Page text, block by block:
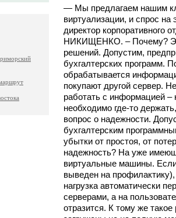
— Мы предлагаем нашим
виртуализации, и спрос на
директор корпоративного
НИКИЩЕНКО. – Почему?
решений. Допустим,
бухгалтерских программ.
обрабатывается
покупают другой сервер.
работать с информацией
необходимо где-то
вопрос о надежности.
бухгалтерским
убытки от простоя, от
надежность? На уже
виртуальные машины.
выведен на профилактику),
нагрузка автоматически
серверами, а на
отразится. К тому же